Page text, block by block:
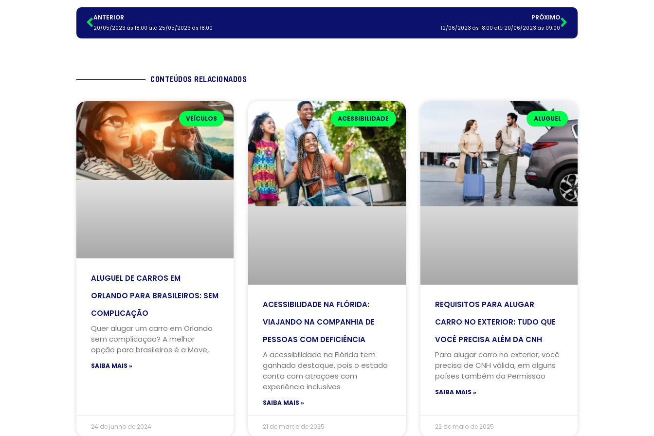
ANTERIOR
20/05/2023 às 18:00 até 25/05/2023 às 18:00
PRÓXIMO
12/06/2023 às 18:00 até 20/06/2023 às 09:00
CONTEÚDOS RELACIONADOS
VEÍCULOS
ALUGUEL DE CARROS EM
ORLANDO PARA BRASILEIROS: SEM
COMPLICAÇÃO
Quer alugar um carro em Orlando
sem complicação? A melhor
opção para brasileiros é a Move,
SAIBA MAIS »
24 de junho de 2024
ACESSIBILIDADE
ACESSIBILIDADE NA FLÓRIDA:
VIAJANDO NA COMPANHIA DE
PESSOAS COM DEFICIÊNCIA
A acessibilidade na Flórida tem
ganhado destaque, pois o estado
conta com atrações com
experiência inclusivas
SAIBA MAIS »
21 de março de 2025
ALUGUEL
REQUISITOS PARA ALUGAR
CARRO NO EXTERIOR: TUDO QUE
VOCÊ PRECISA ALÉM DA CNH
Para alugar carro no exterior, você
precisa de CNH válida, em alguns
países também da Permissão
SAIBA MAIS »
22 de maio de 2025